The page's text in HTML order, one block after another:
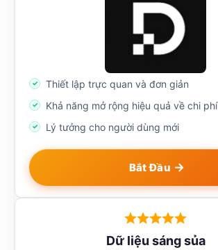
Thiết lập trực quan và đơn giản
Khả năng mở rộng hiệu quả về chi phí
Lý tưởng cho người dùng mới
Bắt Đầu
Dữ liệu sáng sủa